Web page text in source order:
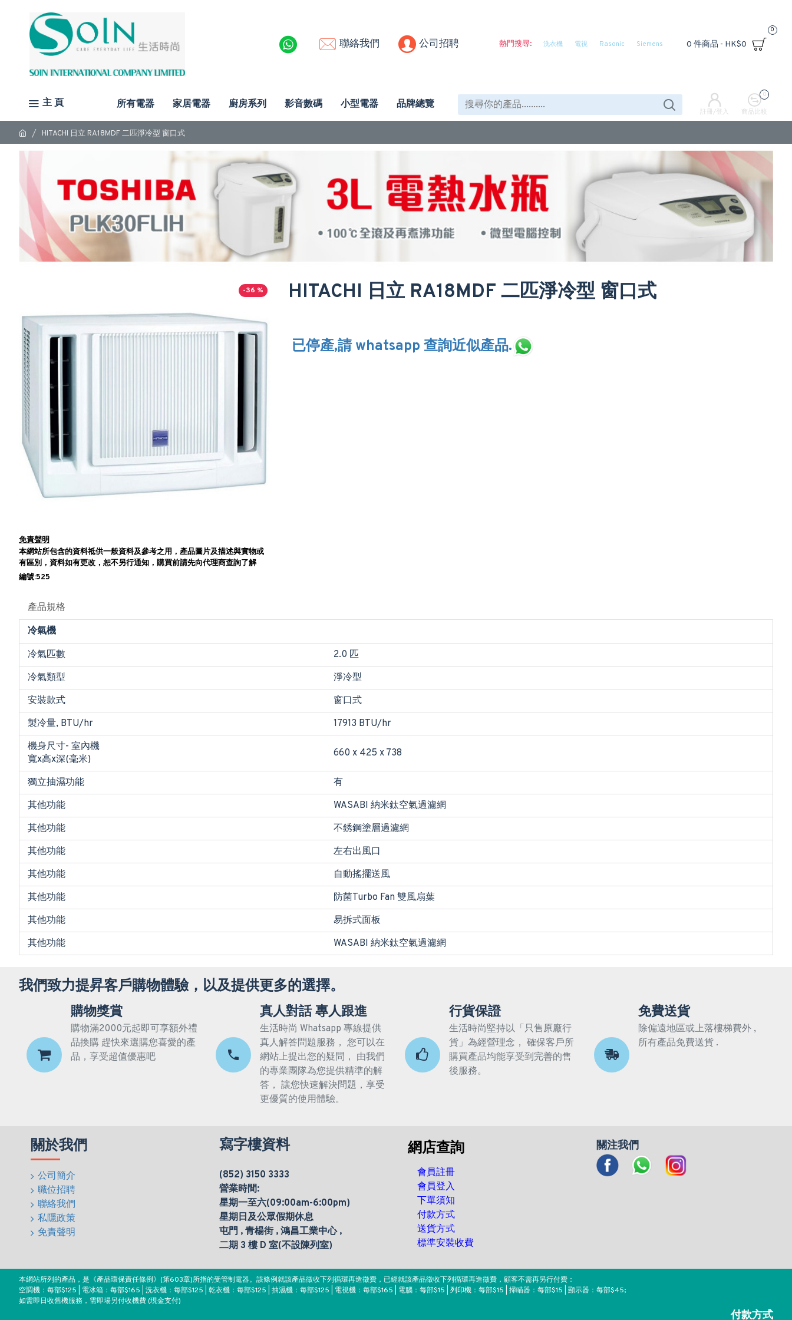
聯絡我們 公司招聘 熱門搜尋: 洗衣機 電視 Rasonic Siemens 0 件商品 - HK$0
0
主 頁 所有電器 家居電器 廚房系列 影音數碼 小型電器 品牌總覽
註冊/登入 商品比較
0
HITACHI 日立 RA18MDF 二匹淨冷型 窗口式
-36 %
免責聲明
本網站所包含的資料祗供一般資料及參考之用，產品圖片及描述與實物或
有區別，資料如有更改，恕不另行通知，購買前請先向代理商查詢了解
編號:525
HITACHI 日立 RA18MDF 二匹淨冷型 窗口式
已停產,請 whatsapp 查詢近似產品.
產品規格
冷氣機
冷氣匹數
2.0 匹
冷氣類型
淨冷型
安裝款式
窗口式
製冷量, BTU/hr
17913 BTU/hr
機身尺寸- 室內機
寬x高x深(毫米)
660 x 425 x 738
獨立抽濕功能
有
其他功能
WASABI 納米鈦空氣過濾網
其他功能
不銹鋼塗層過濾網
其他功能
左右出風口
其他功能
自動搖擺送風
其他功能
防菌Turbo Fan 雙風扇葉
其他功能
易拆式面板
其他功能
WASABI 納米鈦空氣過濾網
我們致力提昇客戶購物體驗，以及提供更多的選擇。
購物獎賞
購物滿2000元起即可享額外禮
品換購 趕快來選購您喜愛的產
品，享受超值優惠吧
真人對話 專人跟進
生活時尚 Whatsapp 專線提供
真人解答問題服務， 您可以在
網站上提出您的疑問， 由我們
的專業團隊為您提供精準的解
答， 讓您快速解決問題，享受
更優質的使用體驗。
行貨保證
生活時尚堅持以「只售原廠行
貨」為經營理念， 確保客戶所
購買產品均能享受到完善的售
後服務。
免費送貨
除偏遠地區或上落樓梯費外 ,
所有產品免費送貨 .
關於我們
公司簡介
職位招聘
聯絡我們
私隱政策
免責聲明
寫字樓資料
(852) 3150 3333
營業時間:
星期一至六(09:00am-6:00pm)
星期日及公眾假期休息
屯門 , 青楊街 , 鴻昌工業中心 ,
二期 3 樓 D 室(不設陳列室)
網店查詢
會員註冊
會員登入
下單須知
付款方式
送貨方式
標準安裝收費
關注我們
本網站所列的產品，是《產品環保責任條例》(第603章)所指的受管制電器。該條例就該產品徵收下列循環再造徵費，已經就該產品徵收下列循環再造徵費，顧客不需再另行付費：
空調機：每部$125 | 電冰箱：每部$165 | 洗衣機：每部$125 | 乾衣機：每部$125 | 抽濕機：每部$125 | 電視機：每部$165 | 電腦：每部$15 | 列印機：每部$15 | 掃瞄器：每部$15 | 顯示器：每部$45;
如需即日收舊機服務，需即場另付收機費 (現金支付)
付款方式